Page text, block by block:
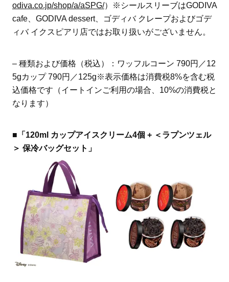
odiva.co.jp/shop/a/aSPG/）※シールスリーブはGODIVA
cafe、GODIVA dessert、ゴディバ クレープおよびゴデ
ィバ イクスピアリ店ではお取り扱いがございません。
– 種類および価格（税込）：ワッフルコーン 790円／12
5gカップ 790円／125g※表示価格は消費税8%を含む税
込価格です（イートインご利用の場合、10%の消費税と
なります）
■「120ml カップアイスクリーム4個 + ＜ラプンツェル
＞ 保冷バッグセット」